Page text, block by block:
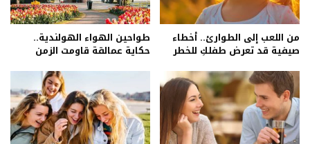
من اللعب إلى الطوارئ.. أخطاء
صيفية قد تعرض طفلكِ للخطر
طواحين الهواء الهولندية..
حكاية عمالقة قاومت الزمن